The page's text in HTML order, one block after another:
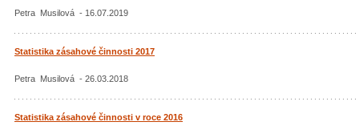
Petra Musilová - 16.07.2019
Statistika zásahové činnosti 2017
Petra Musilová - 26.03.2018
Statistika zásahové činnosti v roce 2016